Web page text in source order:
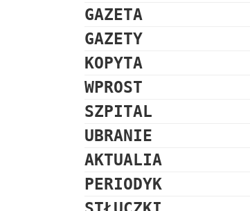
GAZETA
GAZETY
KOPYTA
WPROST
SZPITAL
UBRANIE
AKTUALIA
PERIODYK